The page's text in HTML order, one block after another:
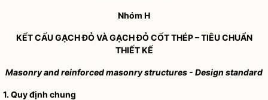
Nhóm H
KẾT CẤU GẠCH ĐỎ VÀ GẠCH ĐỎ CỐT THÉP – TIÊU CHUẨN
THIẾT KẾ
Masonry and reinforced masonry structures - Design standard
1. Quy định chung